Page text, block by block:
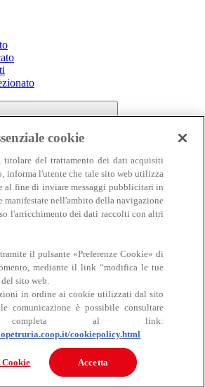
Carne
cookie
titolare del trattamento dei dati acquisiti
informa l'utente che tale sito web utilizza
al fine di inviare messaggi pubblicitari in
manifestate nell'ambito della navigazione
l'arricchimento dei dati raccolti con altri
il pulsante «Preferenze Cookie» di
mediante il link “modifica le tue
sito web.
in ordine ai cookie utilizzati dal sito
comunicazione è possibile consultare
completa al link:
cookiepolicy.html
Cookie Accetta